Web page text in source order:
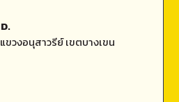
ขวงอนุสาวรีย์ เขตบางเขน